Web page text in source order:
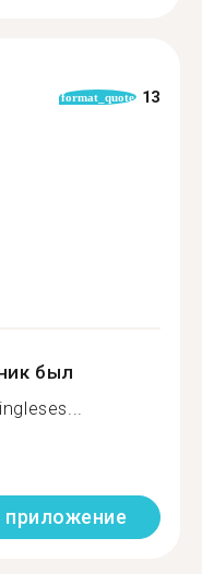
format_quote 13
был
приложение